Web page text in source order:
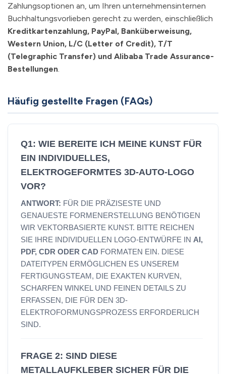
Zahlungsoptionen an, um Ihren unternehmensinternen
Buchhaltungsvorlieben gerecht zu werden, einschließlich
Kreditkartenzahlung, PayPal, Banküberweisung,
Western Union, L/C (Letter of Credit), T/T
(Telegraphic Transfer) und Alibaba Trade Assurance-
Bestellungen
Häufig gestellte Fragen (FAQs)
Q1: WIE BEREITE ICH MEINE KUNST FÜR
EIN INDIVIDUELLES,
ELEKTROGEFORMTES 3D-AUTO-LOGO
VOR?
ANTWORT: FÜR DIE PRÄZISESTE UND
GENAUESTE FORMENERSTELLUNG BENÖTIGEN
WIR VEKTORBASIERTE KUNST. BITTE REICHEN
SIE IHRE INDIVIDUELLEN LOGO-ENTWÜRFE IN AI,
PDF, CDR ODER CAD FORMATEN EIN. DIESE
DATEITYPEN ERMÖGLICHEN ES UNSEREM
FERTIGUNGSTEAM, DIE EXAKTEN KURVEN,
SCHARFEN WINKEL UND FEINEN DETAILS ZU
ERFASSEN, DIE FÜR DEN 3D-
ELEKTROFORMUNGSPROZESS ERFORDERLICH
SIND.
FRAGE 2: SIND DIESE
METALLAUFKLEBER SICHER FÜR DIE